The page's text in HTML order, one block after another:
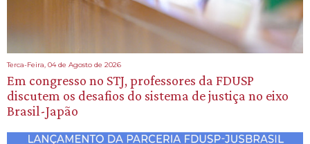
Terca-Feira, 04 de Agosto de 2026
Em congresso no STJ, professores da FDUSP
discutem os desafios do sistema de justiça no eixo
Brasil-Japão